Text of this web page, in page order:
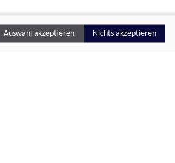
Auswahl akzeptieren Nichts akzeptieren